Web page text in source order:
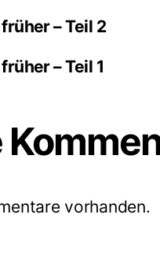
– Teil 2
– Teil 1
vorhanden.